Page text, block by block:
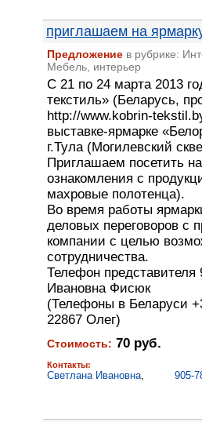
приглашаем на
Предложение в рубрике:
Мебель, интерьер
С 21 по 24 марта 2013
текстиль» (Беларусь,
http://www.kobrin-
выставке-ярмарке
г.Тула (Могилевский
Приглашаем посетить
ознакомления с
махровые полотенца).
Во время работы
деловых переговоров с
компании с целью
сотрудничества.
Телефон представителя
Ивановна Фисюк
(Телефоны в Беларуси
22867 Олег)
Стоимость: 70 руб.
Контакты:
Светлана Ивановна, 905-